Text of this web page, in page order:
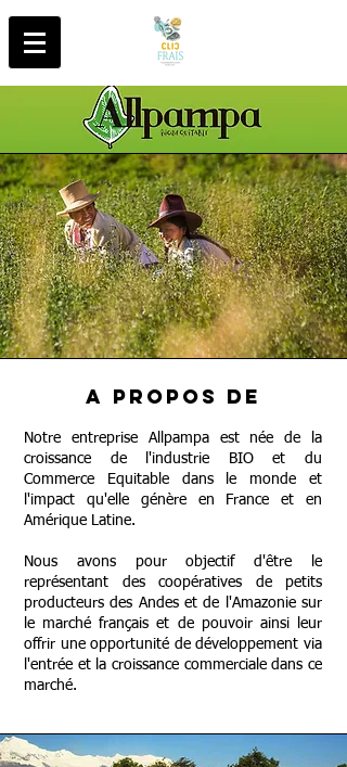
A propos de
Notre entreprise Allpampa est née de la
croissance de l'industrie BIO et du
Commerce Equitable dans le monde et
l'impact qu'elle génère en France et en
Amérique Latine.
Nous avons pour objectif d'être le
représentant des coopératives de petits
producteurs des Andes et de l'Amazonie sur
le marché français et de pouvoir ainsi leur
offrir une opportunité de développement via
l'entrée et la croissance commerciale dans ce
marché.